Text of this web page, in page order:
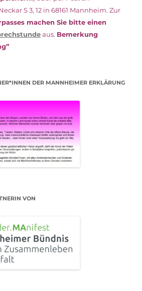
S 3, 12 in 68161 Mannheim. Zur
machen Sie bitte einen
aus. Bemerkung
DER MANNHEIMER ERKLÄRUNG
VON